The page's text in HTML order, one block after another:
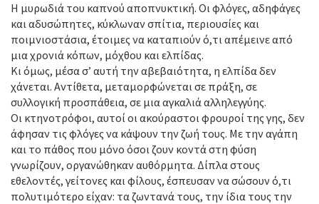
Η μυρωδιά του καπνού αποπνυκτική. Οι φλόγες, αδηφάγες
και αδυσώπητες, κύκλωναν σπίτια, περιουσίες και
ποιμνιοστάσια, έτοιμες να καταπιούν ό,τι απέμεινε από
μια χρονιά κόπων, μόχθου και ελπίδας.
Κι όμως, μέσα σ’ αυτή την αβεβαιότητα, η ελπίδα δεν
χάνεται. Αντίθετα, μεταμορφώνεται σε πράξη, σε
συλλογική προσπάθεια, σε μια αγκαλιά αλληλεγγύης.
Οι κτηνοτρόφοι, αυτοί οι ακούραστοι φρουροί της γης, δεν
άφησαν τις φλόγες να κάψουν την ζωή τους. Με την αγάπη
και το πάθος που μόνο όσοι ζουν κοντά στη φύση
γνωρίζουν, οργανώθηκαν αυθόρμητα. Δίπλα στους
εθελοντές, γείτονες και φίλους, έσπευσαν να σώσουν ό,τι
πολυτιμότερο είχαν: τα ζωντανά τους, την ίδια τους την